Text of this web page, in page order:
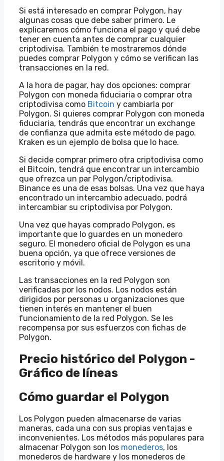
Si está interesado en comprar Polygon, hay
algunas cosas que debe saber primero. Le
explicaremos cómo funciona el pago y qué debe
tener en cuenta antes de comprar cualquier
criptodivisa. También te mostraremos dónde
puedes comprar Polygon y cómo se verifican las
transacciones en la red.
A la hora de pagar, hay dos opciones: comprar
Polygon con moneda fiduciaria o comprar otra
criptodivisa como Bitcoin y cambiarla por
Polygon. Si quieres comprar Polygon con moneda
fiduciaria, tendrás que encontrar un exchange
de confianza que admita este método de pago.
Kraken es un ejemplo de bolsa que lo hace.
Si decide comprar primero otra criptodivisa como
el Bitcoin, tendrá que encontrar un intercambio
que ofrezca un par Polygon/criptodivisa.
Binance es una de esas bolsas. Una vez que haya
encontrado un intercambio adecuado, podrá
intercambiar su criptodivisa por Polygon.
Una vez que hayas comprado Polygon, es
importante que lo guardes en un monedero
seguro. El monedero oficial de Polygon es una
buena opción, ya que ofrece versiones de
escritorio y móvil.
Las transacciones en la red Polygon son
verificadas por los nodos. Los nodos están
dirigidos por personas u organizaciones que
tienen interés en mantener el buen
funcionamiento de la red Polygon. Se les
recompensa por sus esfuerzos con fichas de
Polygon.
Precio histórico del Polygon -
Gráfico de líneas
Cómo guardar el Polygon
Los Polygon pueden almacenarse de varias
maneras, cada una con sus propias ventajas e
inconvenientes. Los métodos más populares para
almacenar Polygon son los monederos, los
monederos de hardware y los monederos de